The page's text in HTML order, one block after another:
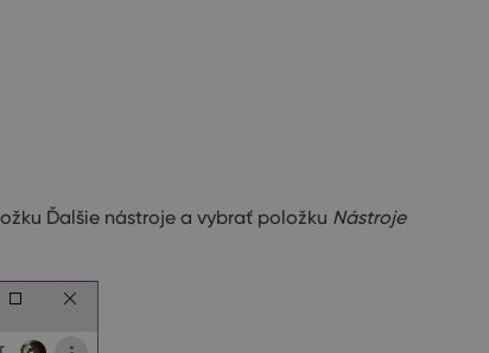
Ďalšie nástroje a vybrať položku Nástroje